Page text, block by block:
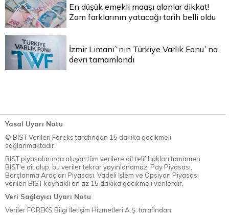
En düşük emekli maaşı alanlar dikkat!
Zam farklarının yatacağı tarih belli oldu
İzmir Limanı`nın Türkiye Varlık Fonu`na
devri tamamlandı
Yasal Uyarı Notu
© BİST Verileri Foreks tarafından 15 dakika gecikmeli
sağlanmaktadır.
BIST piyasalarında oluşan tüm verilere ait telif hakları tamamen
BIST'e ait olup, bu veriler tekrar yayınlanamaz. Pay Piyasası,
Borçlanma Araçları Piyasası, Vadeli İşlem ve Opsiyon Piyasası
verileri BIST kaynaklı en az 15 dakika gecikmeli verilerdir.
Veri Sağlayıcı Uyarı Notu
Veriler FOREKS Bilgi İletişim Hizmetleri A.Ş. tarafından